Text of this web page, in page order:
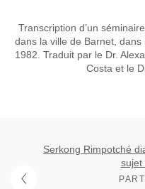
Transcription d’un
dans la ville de Barnet,
1982. Traduit par le Dr.
Costa et le
Serkong Rimpotché
sujet